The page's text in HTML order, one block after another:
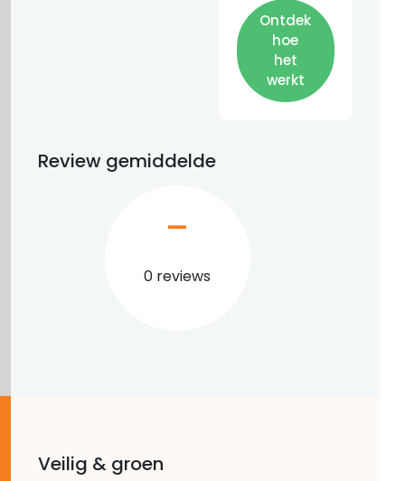
Ontdek
hoe
het
werkt
Review gemiddelde
0 reviews
–
Veilig & groen